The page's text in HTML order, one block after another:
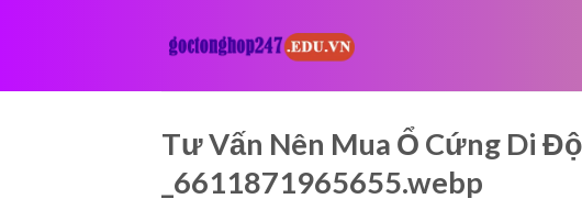
Tư Vấn Nên Mua Ổ Cứng Di
_6611871965655.webp